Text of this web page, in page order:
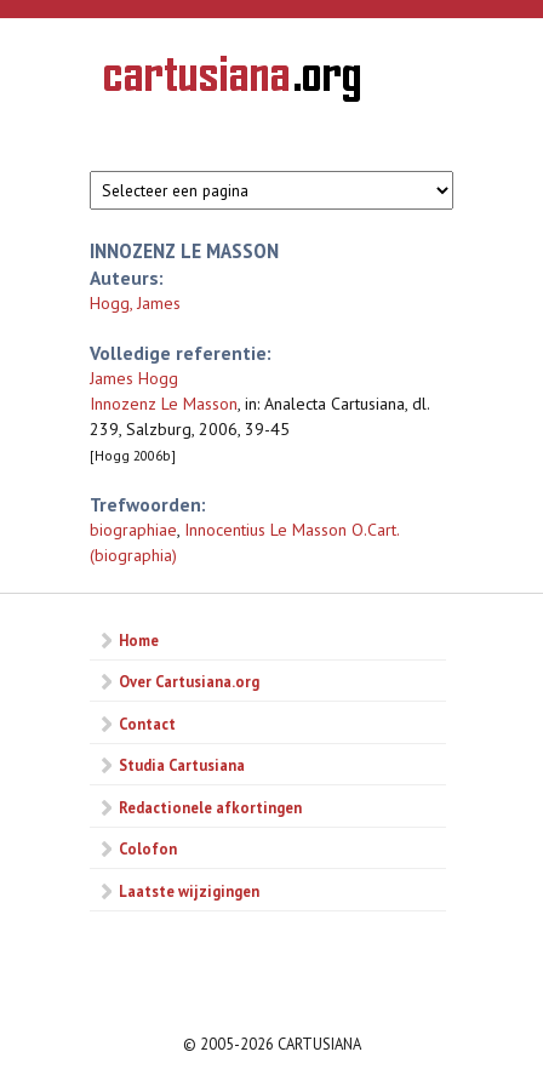
Overslaan en naar de inhoud gaan
CARTUSIANA
Geschiedenis
van de
INNOZENZ LE MASSON
Auteurs:
Hogg, James
Volledige referentie:
James Hogg
Innozenz Le Masson, in: Analecta Cartusiana, dl.
239, Salzburg, 2006, 39-45
[Hogg 2006b]
Trefwoorden:
biographiae, Innocentius Le Masson O.Cart.
(biographia)
Home
Over Cartusiana.org
Contact
Studia Cartusiana
Redactionele afkortingen
Colofon
Laatste wijzigingen
© 2005-2026 CARTUSIANA